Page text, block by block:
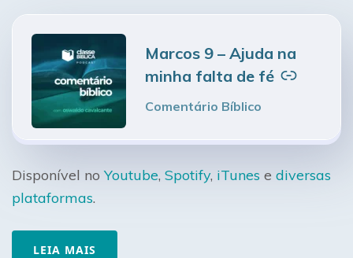
Marcos 9 – Ajuda na
minha falta de fé
–
Comentário Bíblico
Disponível noYoutube, Spotify, iTunes e diversas
plataformas.
LEIA MAIS